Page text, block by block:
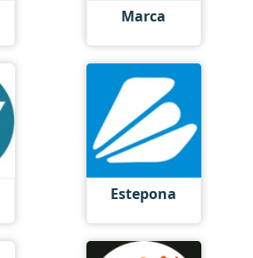
Marca
Estepona